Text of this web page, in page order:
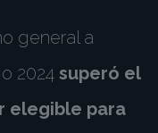
general a
2024 superó el
elegible para